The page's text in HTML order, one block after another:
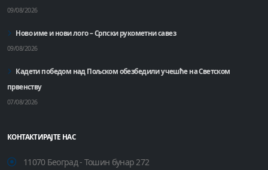
09/08/2026
Ново име и нови лого – Српски рукометни савез
09/08/2026
Кадети победом над Пољском обезбедили учешће на Светском
првенству
07/08/2026
КОНТАКТИРАЈТЕ НАС
11070 Београд - Тошин бунар 272